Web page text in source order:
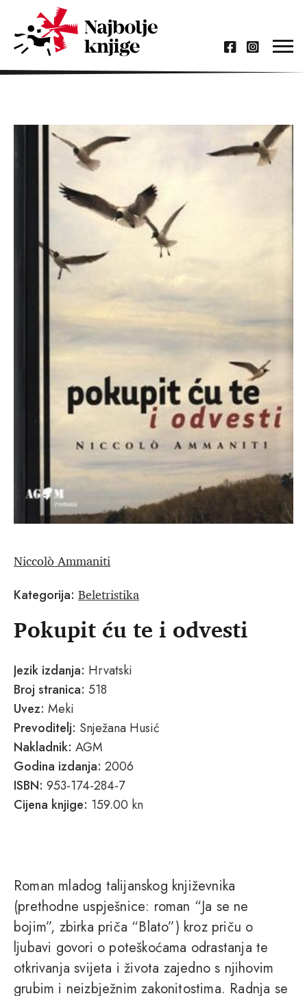
Niccolò Ammaniti
Kategorija: Beletristika
Pokupit ću te i odvesti
Jezik izdanja: Hrvatski
Broj stranica: 518
Uvez: Meki
Prevoditelj: Snježana Husić
Nakladnik: AGM
Godina izdanja: 2006
ISBN: 953-174-284-7
Cijena knjige: 159.00 kn
Roman mladog talijanskog književnika
(prethodne uspješnice: roman “Ja se ne
bojim”, zbirka priča “Blato”) kroz priču o
ljubavi govori o poteškoćama odrastanja te
otkrivanja svijeta i života zajedno s njihovim
grubim i neizbježnim zakonitostima. Radnja se